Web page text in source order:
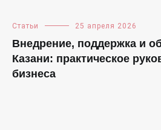
Статьи 25 апреля 2026
Внедрение, поддержка и
Казани: практическое
бизнеса